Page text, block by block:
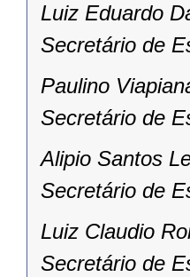
Luiz Eduardo
Secretário de
Paulino
Secretário de
Alipio Santos
Secretário de
Luiz Claudio
Secretário de